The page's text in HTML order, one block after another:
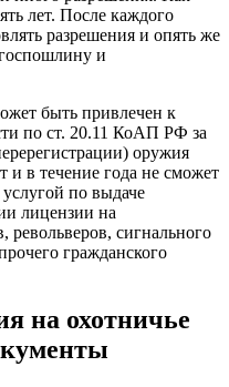
лет. После каждого
разрешения и опять же
и
быть привлечен к
по ст. 20.11 КоАП РФ за
оружия
и в течение года не сможет
услугой по выдаче
лицензии на
револьверов, сигнального
гражданского
на охотничье